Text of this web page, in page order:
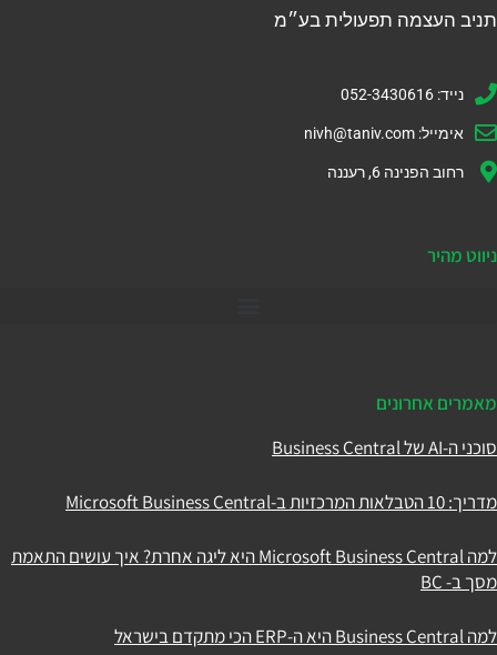
תניב העצמה תפעולית בע״מ
נייד: 052-3430616
אימייל: nivh@taniv.com
רחוב הפנינה 6, רעננה
ניווט מהיר
מאמרים אחרונים
סוכני ה-AI של Business Central
מדריך: 10 הטבלאות המרכזיות ב-Microsoft Business Central
למה Microsoft Business Central היא ליגה אחרת? איך עושים התאמת
מסך ב- BC
למה Business Central היא ה-ERP הכי מתקדם בישראל